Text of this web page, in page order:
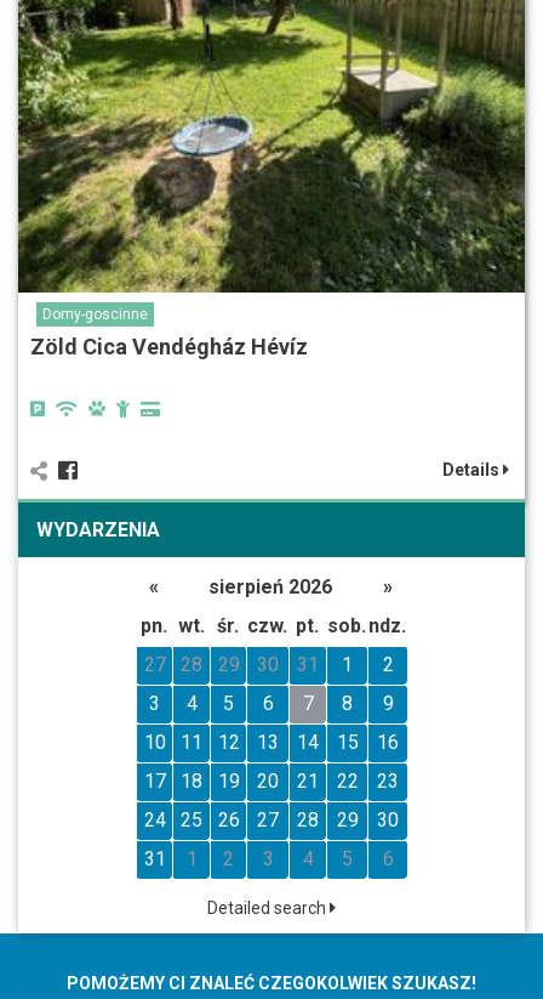
Domy-goscinne
Zöld Cica Vendégház Hévíz
Details
WYDARZENIA
« sierpień 2026
»
pn. wt. śr. czw. pt. sob. ndz.
27
28 29 30 31 1
2
3
4 5 6 7 8
9
10
11 12 13 14 15
16
17
18 19 20 21 22
23
24
25 26 27 28 29
30
31
1 2 3 4 5 6
Detailed search
POMOŻEMY CI ZNALEĆ CZEGOKOLWIEK SZUKASZ!